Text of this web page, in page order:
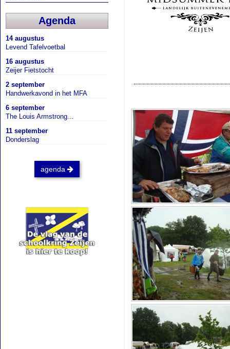
Agenda
14 augustus
Levend Tafelvoetbal
16 augustus
Zeijer Fietstocht
2 september
Handwerkavond in het MFA
6 september
The Louis Armstrong...
11 september
Donderslag
agenda